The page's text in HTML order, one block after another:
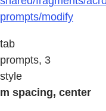
prompts/modify
tab
prompts, 3
style
m spacing, center